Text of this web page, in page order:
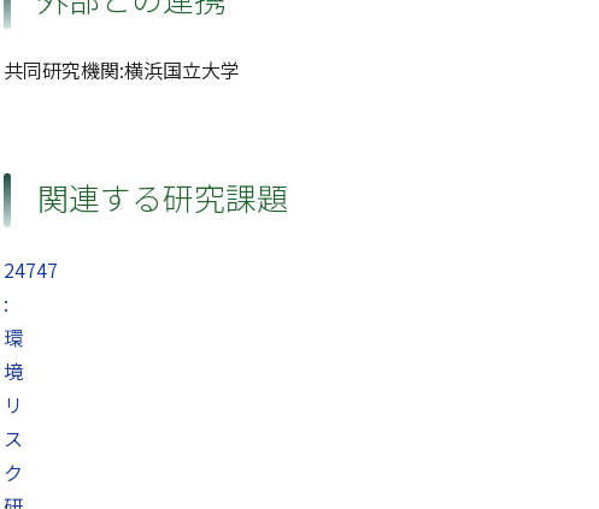
共同研究機関:横浜国立大学
関連する研究課題
24747
:
環
境
リ
ス
ク